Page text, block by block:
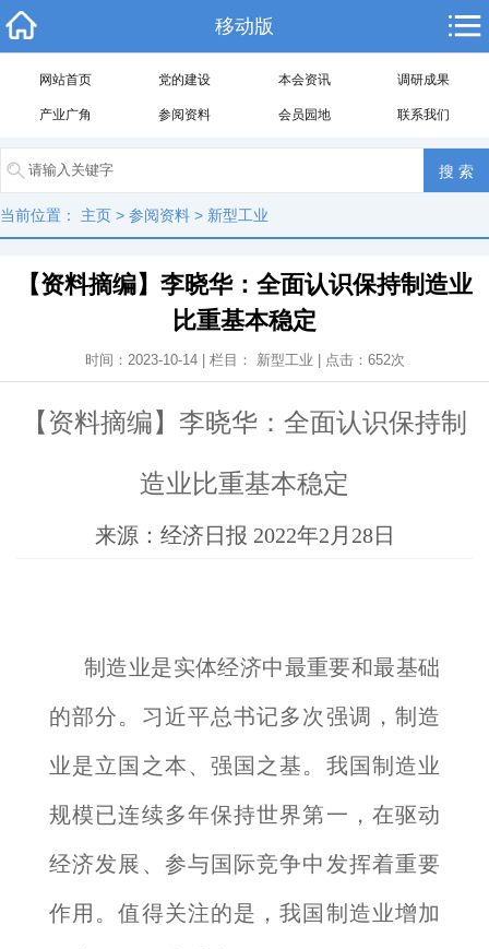
移动版
网站首页 党的建设 本会资讯 调研成果
产业广角 参阅资料 会员园地 联系我们
当前位置： 主页 > 参阅资料 > 新型工业
【资料摘编】李晓华：全面认识保持制造业
比重基本稳定
时间：2023-10-14 | 栏目： 新型工业 | 点击： 652次
【资料摘编】李晓华：全面认识保持制
造业比重基本稳定
来源：经济日报 2022年2月28日
制造业是实体经济中最重要和最基础
的部分。习近平总书记多次强调，制造
业是立国之本、强国之基。我国制造业
规模已连续多年保持世界第一，在驱动
经济发展、参与国际竞争中发挥着重要
作用。值得关注的是，我国制造业增加